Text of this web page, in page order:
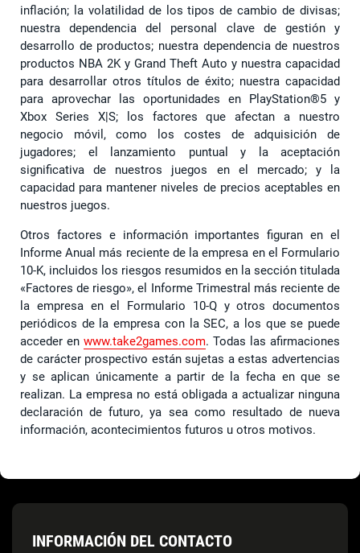
inflación; la volatilidad de los tipos de cambio de divisas;
nuestra dependencia del personal clave de gestión y
desarrollo de productos; nuestra dependencia de nuestros
productos NBA 2K y Grand Theft Auto y nuestra capacidad
para desarrollar otros títulos de éxito; nuestra capacidad
para aprovechar las oportunidades en PlayStation®5 y
Xbox Series X|S; los factores que afectan a nuestro
negocio móvil, como los costes de adquisición de
jugadores; el lanzamiento puntual y la aceptación
significativa de nuestros juegos en el mercado; y la
capacidad para mantener niveles de precios aceptables en
nuestros juegos.
Otros factores e información importantes figuran en el
Informe Anual más reciente de la empresa en el Formulario
10-K, incluidos los riesgos resumidos en la sección titulada
«Factores de riesgo», el Informe Trimestral más reciente de
la empresa en el Formulario 10-Q y otros documentos
periódicos de la empresa con la SEC, a los que se puede
acceder en www.take2games.com. Todas las afirmaciones
de carácter prospectivo están sujetas a estas advertencias
y se aplican únicamente a partir de la fecha en que se
realizan. La empresa no está obligada a actualizar ninguna
declaración de futuro, ya sea como resultado de nueva
información, acontecimientos futuros u otros motivos.
INFORMACIÓN DEL CONTACTO